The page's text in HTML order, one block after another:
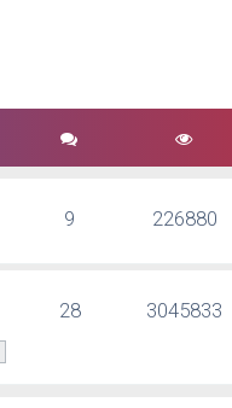
9 226880
28 3045833